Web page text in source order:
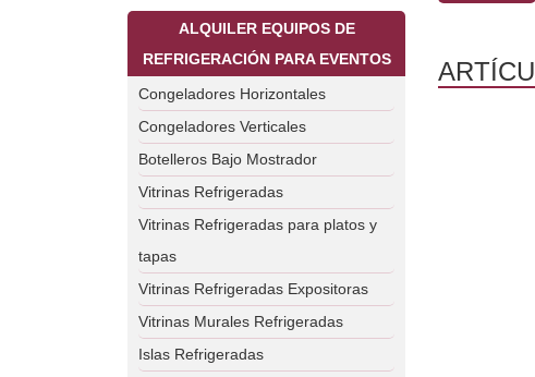
ALQUILER EQUIPOS DE
REFRIGERACIÓN PARA EVENTOS
Congeladores Horizontales
Congeladores Verticales
Botelleros Bajo Mostrador
Vitrinas Refrigeradas
Vitrinas Refrigeradas para platos y
tapas
Vitrinas Refrigeradas Expositoras
Vitrinas Murales Refrigeradas
Islas Refrigeradas